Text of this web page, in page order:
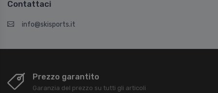
Contattaci
info@skisports.it
Prezzo garantito
Garanzia del prezzo su tutti gli articoli